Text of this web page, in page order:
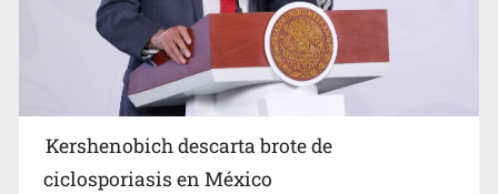
Kershenobich descarta brote de
ciclosporiasis en México